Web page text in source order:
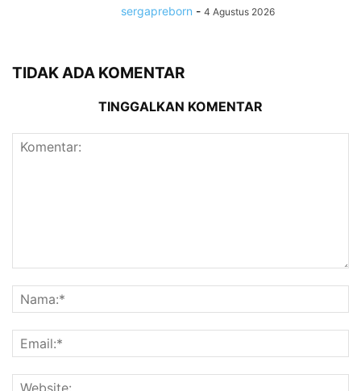
sergapreborn - 4 Agustus 2026
TIDAK ADA KOMENTAR
TINGGALKAN KOMENTAR